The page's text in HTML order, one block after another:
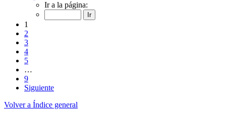
Ir a la página:
1
2
3
4
5
…
9
Siguiente
Volver a Índice general